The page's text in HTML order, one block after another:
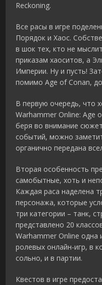
Reckoning.
Все расы в игре
Порядок и Хаос.
в шок тех, кто не
приказам хаоситов, а
Империи. Ну и пусть!
помимо Age of Conan,
В первую очередь, что
Warhammer Online: Age
беря во внимание
событий, можно
органично передана
Вторая особенность
самобытные, хоть и
Каждая раса наделена
персонажа, которые
три категории – танк,
представлено 20
Warhammer Online одна
ролевых онлайн-игр, в
сольно, и в партии.
Квестов в игре